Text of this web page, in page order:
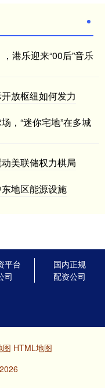
港乐迎来“00后”音乐
放枢纽如何发力
，“迷你宅地”在多城
美联储权力棋局
地区能源设施
平台
司
国内正规
配资公司
图 HTML地图